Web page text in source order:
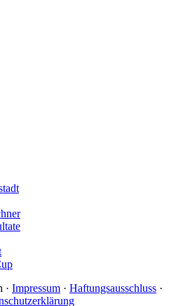
· Impressum · Haftungsausschluss ·